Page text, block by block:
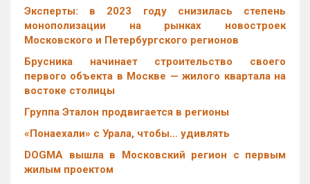
Эксперты: в 2023 году снизилась степень
монополизации на рынках новостроек
Московского и Петербургского регионов
Брусника начинает строительство своего
первого объекта в Москве — жилого квартала на
востоке столицы
Группа Эталон продвигается в регионы
«Понаехали» с Урала, чтобы… удивлять
DOGMA вышла в Московский регион с первым
жилым проектом